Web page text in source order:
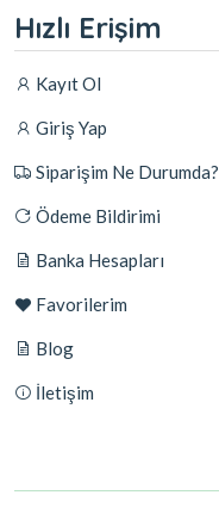
Hızlı Erişim
Kayıt Ol
Giriş Yap
Siparişim Ne Durumda?
Ödeme Bildirimi
Banka Hesapları
Favorilerim
Blog
İletişim